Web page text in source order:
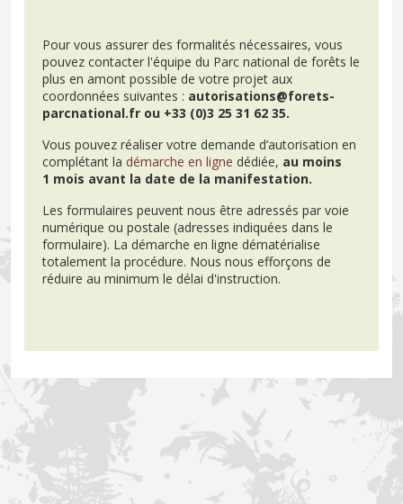
Pour vous assurer des formalités nécessaires, vous
pouvez contacter l'équipe du Parc national de forêts le
plus en amont possible de votre projet aux
coordonnées suivantes : autorisations@forets-
parcnational.fr ou +33 (0)3 25 31 62 35.
Vous pouvez réaliser votre demande d’autorisation en
complétant la démarche en ligne dédiée, au moins
1 mois avant la date de la manifestation.
Les formulaires peuvent nous être adressés par voie
numérique ou postale (adresses indiquées dans le
formulaire). La démarche en ligne dématérialise
totalement la procédure. Nous nous efforçons de
réduire au minimum le délai d'instruction.